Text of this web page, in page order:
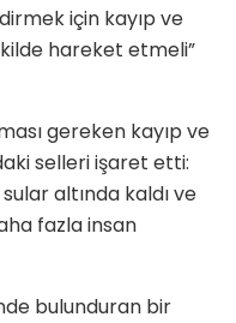
için kayıp ve
hareket etmeli”
gereken kayıp ve
selleri işaret etti:
altında kaldı ve
fazla insan
bulunduran bir